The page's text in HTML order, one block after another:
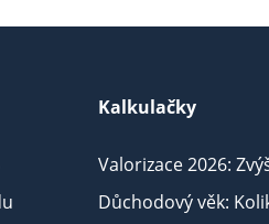
Kalkulačky
Valorizace 2026:
Důchodový věk: